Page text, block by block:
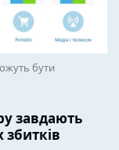
бути
завдають
збитків